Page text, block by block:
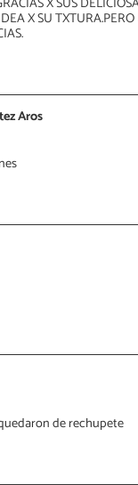
X SU
Aros
de rechupete